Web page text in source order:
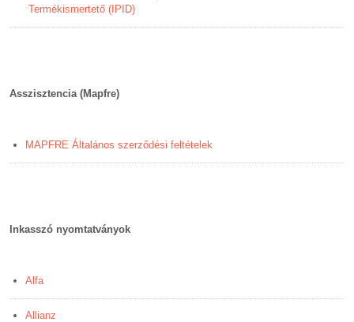
Termékismertető (IPID)
Asszisztencia (Mapfre)
MAPFRE Általános szerződési feltételek
Inkasszó nyomtatványok
Alfa
Allianz